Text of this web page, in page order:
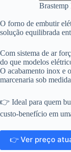
O forno de embutir
solução equilibrada
Com sistema de ar
do que modelos
O acabamento inox e
marcenaria sob
👉 Ideal para quem
custo-benefício em
👉 Ver preço